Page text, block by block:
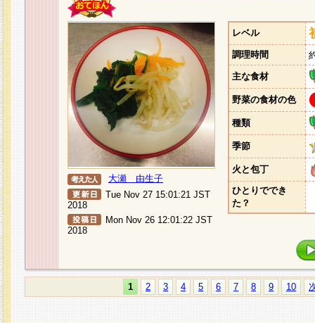
大瀬 由生子
Tue Nov 27 15:01:21 JST
2018
Mon Nov 26 12:01:22 JST
2018
レベル
調理時間
主な食材
野菜の食材の色
種類
季節
火と包丁
ひとりででき
た？
1 2 3 4 5 6 7 8 9 10